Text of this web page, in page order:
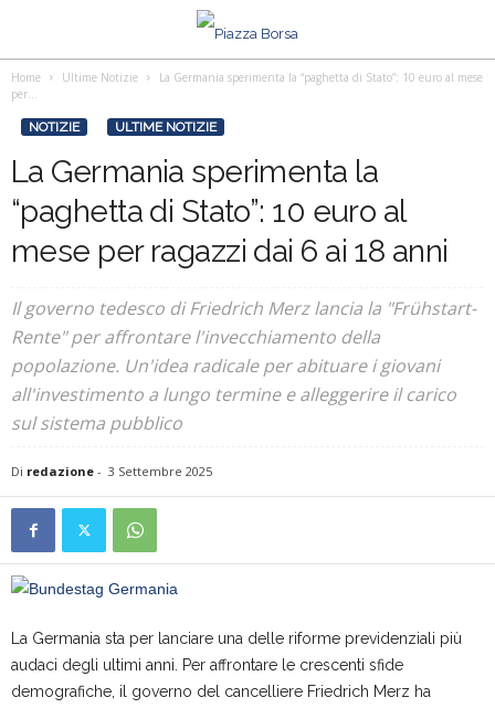
Home Ultime Notizie
La Germania sperimenta la “paghetta di Stato”: 10 euro al mese
per...
NOTIZIE ULTIME NOTIZIE
La Germania sperimenta la
“paghetta di Stato”: 10 euro al
mese per ragazzi dai 6 ai 18 anni
Il governo tedesco di Friedrich Merz lancia la "Frühstart-
Rente" per affrontare l'invecchiamento della
popolazione. Un'idea radicale per abituare i giovani
all'investimento a lungo termine e alleggerire il carico
sul sistema pubblico
Di redazione - 3 Settembre 2025
La Germania sta per lanciare una delle riforme previdenziali più
audaci degli ultimi anni. Per affrontare le crescenti sfide
demografiche, il governo del cancelliere Friedrich Merz ha